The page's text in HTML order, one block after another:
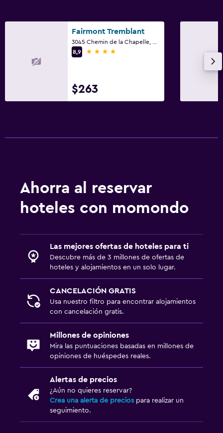
Fairmont Tremblant
8,9
4 estrellas
$263
Ahorra al reservar
hoteles con momondo
Las mejores ofertas de hoteles para ti
Descubre más de 3 millones de ofertas de
hoteles y alojamientos en un solo lugar.
CANCELACIÓN GRATIS
Usa nuestro filtro para encontrar alojamientos
con cancelación gratis.
Millones de opiniones
Mira las puntuaciones basadas en millones de
opiniones de huéspedes reales.
Alertas de precios
¿Aún no quieres reservar?
Crea una alerta de precios para realizar un
seguimiento.